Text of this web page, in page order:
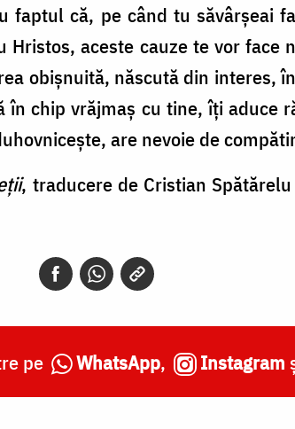
faptul că, pe când tu săvârşeai
aceste cauze te vor face
obişnuită, născută din interes,
chip vrăjmaş cu tine, îţi aduce
are nevoie de
, traducere de Cristian
pe WhatsApp, Instagram